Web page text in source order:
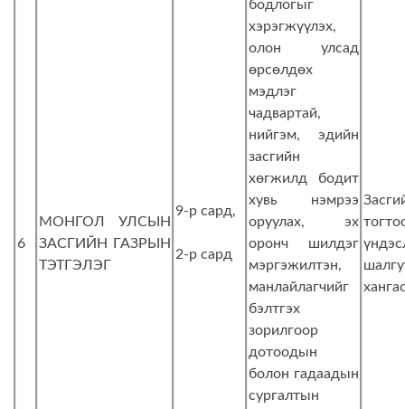
6
МОНГОЛ УЛСЫН
ЗАСГИЙН ГАЗРЫН
ТЭТГЭЛЭГ
9-р сард,
2-р сард
бодлогыг
хэрэгжүүлэх,
олон улсад
өрсөлдөх
мэдлэг
чадвартай,
нийгэм, эдийн
засгийн
хөгжилд бодит
хувь нэмрээ
оруулах, эх
оронч шилдэг
мэргэжилтэн,
манлайлагчийг
бэлтгэх
зорилгоор
дотоодын
болон гадаадын
сургалтын